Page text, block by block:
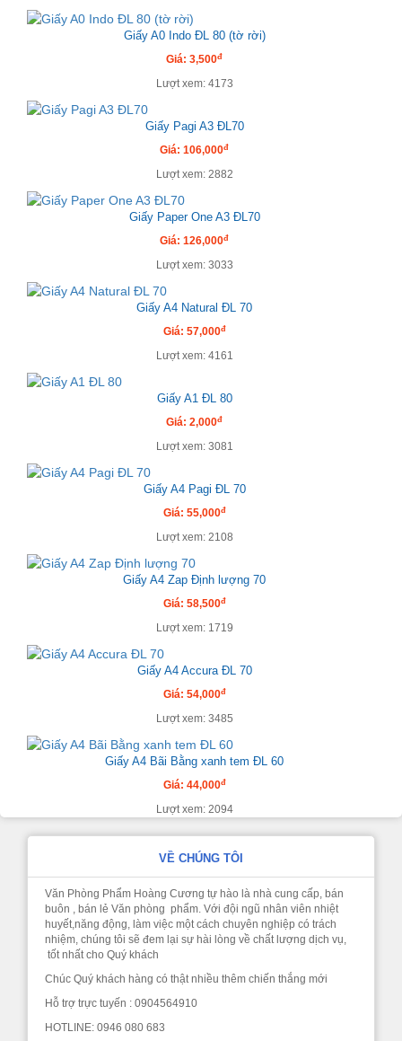
Giấy A0 Indo ĐL 80 (tờ rời)
Giá: 3,500đ
Lượt xem: 4173
Giấy Pagi A3 ĐL70
Giá: 106,000đ
Lượt xem: 2882
Giấy Paper One A3 ĐL70
Giá: 126,000đ
Lượt xem: 3033
Giấy A4 Natural ĐL 70
Giá: 57,000đ
Lượt xem: 4161
Giấy A1 ĐL 80
Giá: 2,000đ
Lượt xem: 3081
Giấy A4 Pagi ĐL 70
Giá: 55,000đ
Lượt xem: 2108
Giấy A4 Zap Định lượng 70
Giá: 58,500đ
Lượt xem: 1719
Giấy A4 Accura ĐL 70
Giá: 54,000đ
Lượt xem: 3485
Giấy A4 Bãi Bằng xanh tem ĐL 60
Giá: 44,000đ
Lượt xem: 2094
VỀ CHÚNG TÔI
Văn Phòng Phẩm Hoàng Cương tự hào là nhà cung cấp, bán
buôn , bán lẻ Văn phòng phẩm. Với đội ngũ nhân viên nhiệt
huyết,năng động, làm việc một cách chuyên nghiệp có trách
nhiệm, chúng tôi sẽ đem lại sự hài lòng về chất lượng dịch vụ,
tốt nhất cho Quý khách
Chúc Quý khách hàng có thật nhiều thêm chiến thắng mới
Hỗ trợ trực tuyến : 0904564910
HOTLINE: 0946 080 683